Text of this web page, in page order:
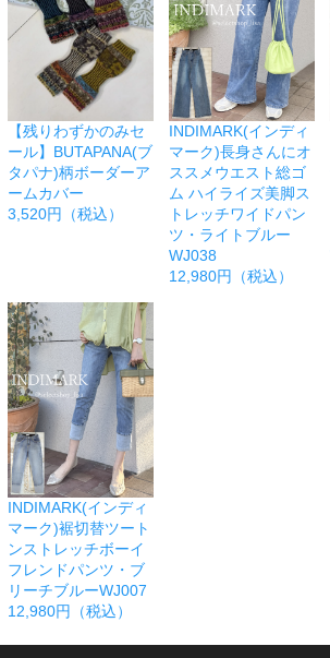
【残りわずかのみセ
ール】BUTAPANA(ブ
タパナ)柄ボーダーア
ームカバー
3,520円（税込）
INDIMARK(インディ
マーク)長身さんにオ
ススメウエスト総ゴ
ム ハイライズ美脚ス
トレッチワイドパン
ツ・ライトブルー
WJ038
12,980円（税込）
INDIMARK(インディ
マーク)裾切替ツート
ンストレッチボーイ
フレンドパンツ・ブ
リーチブルーWJ007
12,980円（税込）